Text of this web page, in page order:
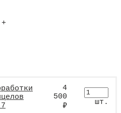
+
4
500
₽
шт.